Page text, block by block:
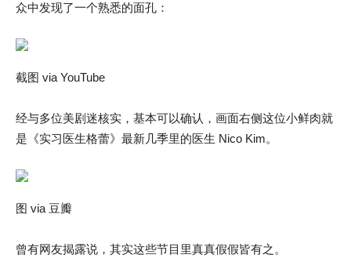
众中发现了一个熟悉的面孔：
截图 via YouTube
经与多位美剧迷核实，基本可以确认，画面右侧这位小鲜肉就
是《实习医生格蕾》最新几季里的医生 Nico Kim。
图 via 豆瓣
曾有网友揭露说，其实这些节目里真真假假皆有之。